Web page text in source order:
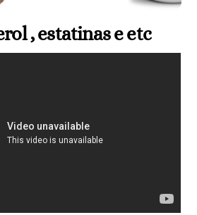
, estatinas e etc